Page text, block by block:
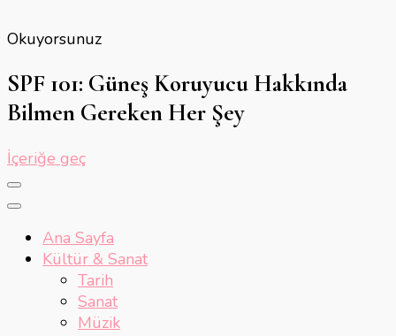
Okuyorsunuz
SPF 101: Güneş Koruyucu Hakkında
Bilmen Gereken Her Şey
İçeriğe geç
Ana Sayfa
Kültür & Sanat
Tarih
Sanat
Müzik